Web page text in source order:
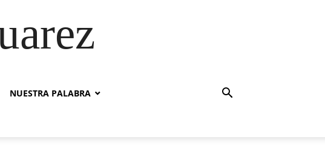
NUESTRA PALABRA